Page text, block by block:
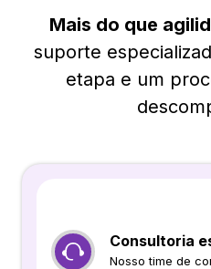
Mais do que
suporte
etapa e um
Consultoria
Nosso time de